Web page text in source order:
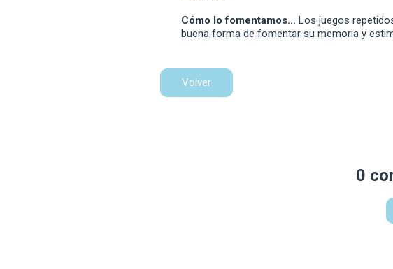
Cómo lo fomentamos… Los juegos
buena forma de fomentar su memoria y
Volver
0